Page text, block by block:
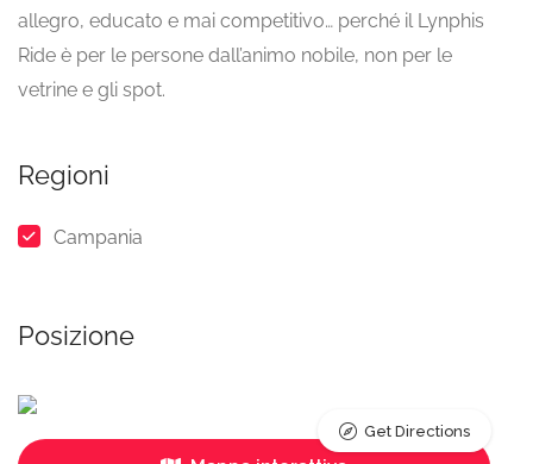
allegro, educato e mai competitivo… perché il Lynphis
Ride è per le persone dall’animo nobile, non per le
vetrine e gli spot.
Regioni
Campania
Posizione
Get Directions